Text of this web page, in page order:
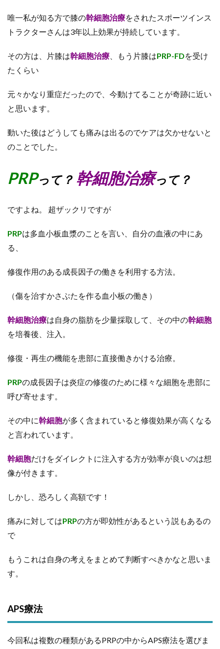
唯一私が知る方で膝の幹細胞治療をされたスポーツインス
トラクターさんは3年以上効果が持続しています。
その方は、片膝は幹細胞治療 、もう片膝はPRP-FDを受け
たくらい
元々かなり重症だったので、今動けてることが奇跡に近い
と思います。
動いた後はどうしても痛みは出るのでケアは欠かせないと
のことでした。
PRPって？ 幹細胞治療って？
ですよね。 超ザックリですが
PRPは多血小板血漿のことを言い、自分の血液の中にあ
る、
修復作用のある成長因子の働きを利用する方法。
（傷を治すかさぶたを作る血小板の働き）
幹細胞治療は自身の脂肪を少量採取して、その中の幹細胞
を培養後、注入。
修復・再生の機能を患部に直接働きかける治療。
PRPの成長因子は炎症の修復のために様々な細胞を患部に
呼び寄せます。
その中に幹細胞が多く含まれていると修復効果が高くなる
と言われています。
幹細胞だけをダイレクトに注入する方が効率が良いのは想
像が付きます。
しかし、恐ろしく高額です！
痛みに対してはPRPの方が即効性があるという説もあるの
で
もうこれは自身の考えをまとめて判断すべきかなと思いま
す。
APS療法
今回私は複数の種類があるPRPの中からAPS療法を選びま